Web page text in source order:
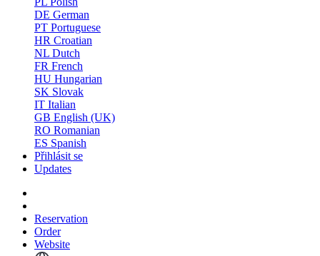
DE German
PT Portuguese
HR Croatian
NL Dutch
FR French
HU Hungarian
SK Slovak
IT Italian
GB English (UK)
RO Romanian
ES Spanish
Přihlásit se
Updates
Reservation
Order
Website